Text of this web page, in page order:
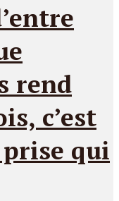
rend
c’est
qui